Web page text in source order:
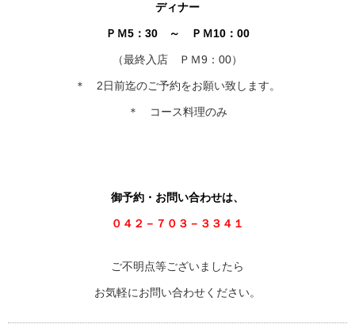
ディナー
ＰＭ5：30 ～ ＰＭ10：00
（最終入店 ＰＭ9：00）
＊ 2日前迄のご予約をお願い致します。
＊ コース料理のみ
御予約・お問い合わせは、
０４２－７０３－３３４１
ご不明点等ございましたら
お気軽にお問い合わせください。